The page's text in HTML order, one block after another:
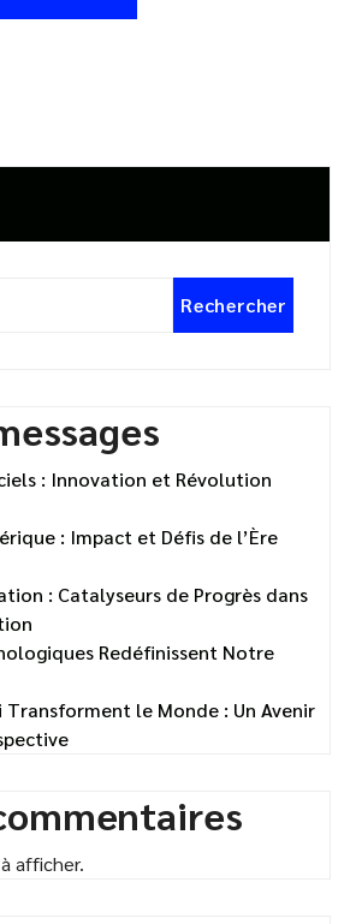
Rechercher
: Innovation et Révolution
: Impact et Défis de l’Ère
: Catalyseurs de Progrès dans
Redéfinissent Notre
le Monde : Un Avenir
afficher.